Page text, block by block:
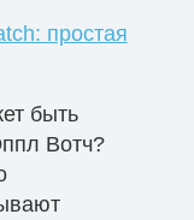
простая
быть
Вотч?